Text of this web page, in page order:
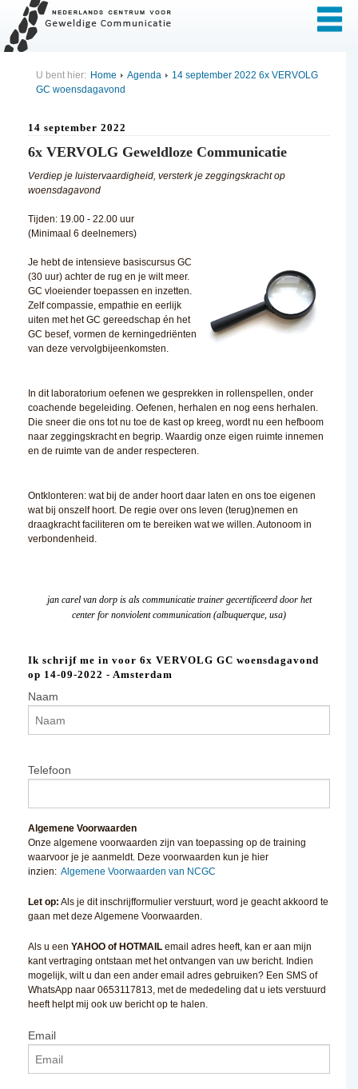
U bent hier: Home Agenda
14 september 2022 6x VERVOLG
GC woensdagavond
14 september 2022
6x VERVOLG Geweldloze Communicatie
Verdiep je luistervaardigheid, versterk je zeggingskracht op
woensdagavond
Tijden: 19.00 - 22.00 uur
(Minimaal 6 deelnemers)
Je hebt de intensieve basiscursus GC
(30 uur) achter de rug en je wilt meer.
GC vloeiender toepassen en inzetten.
Zelf compassie, empathie en eerlijk
uiten met het GC gereedschap én het
GC besef, vormen de kerningedriënten
van deze vervolgbijeenkomsten.
In dit laboratorium oefenen we gesprekken in rollenspellen, onder
coachende begeleiding. Oefenen, herhalen en nog eens herhalen.
Die sneer die ons tot nu toe de kast op kreeg, wordt nu een hefboom
naar zeggingskracht en begrip. Waardig onze eigen ruimte innemen
en de ruimte van de ander respecteren.
Ontklonteren: wat bij de ander hoort daar laten en ons toe eigenen
wat bij onszelf hoort. De regie over ons leven (terug)nemen en
draagkracht faciliteren om te bereiken wat we willen. Autonoom in
verbondenheid.
jan carel van dorp is als communicatie trainer gecertificeerd door het
center for nonviolent communication (albuquerque, usa)
Ik schrijf me in voor 6x VERVOLG GC woensdagavond
op 14-09-2022 - Amsterdam
Naam
Telefoon
Algemene Voorwaarden
Onze algemene voorwaarden zijn van toepassing op de training
waarvoor je je aanmeldt. Deze voorwaarden kun je hier
inzien: Algemene Voorwaarden van NCGC
Let op: Als je dit inschrijfformulier verstuurt, word je geacht akkoord te
gaan met deze Algemene Voorwaarden.
Als u een YAHOO of HOTMAIL email adres heeft, kan er aan mijn
kant vertraging ontstaan met het ontvangen van uw bericht. Indien
mogelijk, wilt u dan een ander email adres gebruiken? Een SMS of
WhatsApp naar 0653117813, met de mededeling dat u iets verstuurd
heeft helpt mij ook uw bericht op te halen.
Email